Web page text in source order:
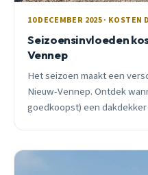
10 DECEMBER 2025 ·
Seizoensinvloeden
Vennep
Het seizoen maakt een
Nieuw-Vennep. Ontdek
goedkoopst) een